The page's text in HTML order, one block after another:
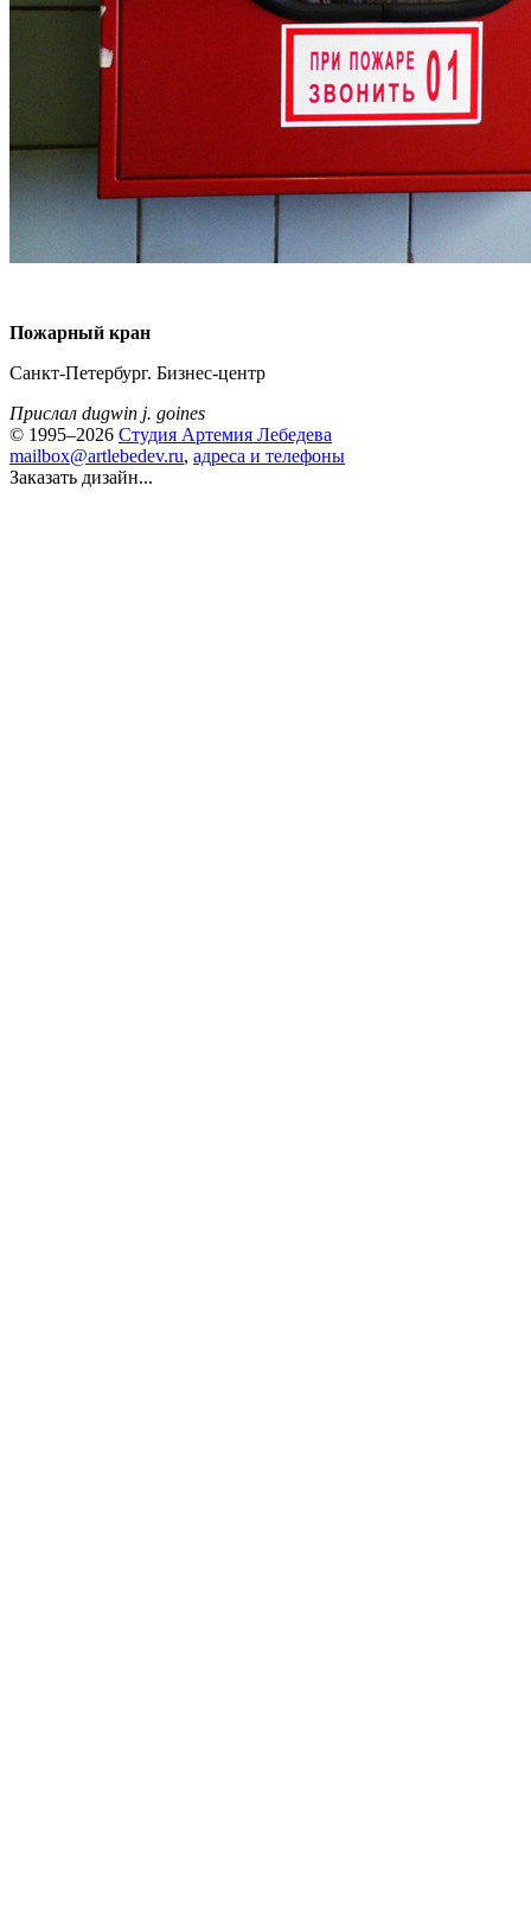
Пожарный кран
Санкт-Петербург. Бизнес-центр
Прислал dugwin j. goines
© 1995–2026 Студия Артемия Лебедева
mailbox@artlebedev.ru, адреса и телефоны
Заказать дизайн...